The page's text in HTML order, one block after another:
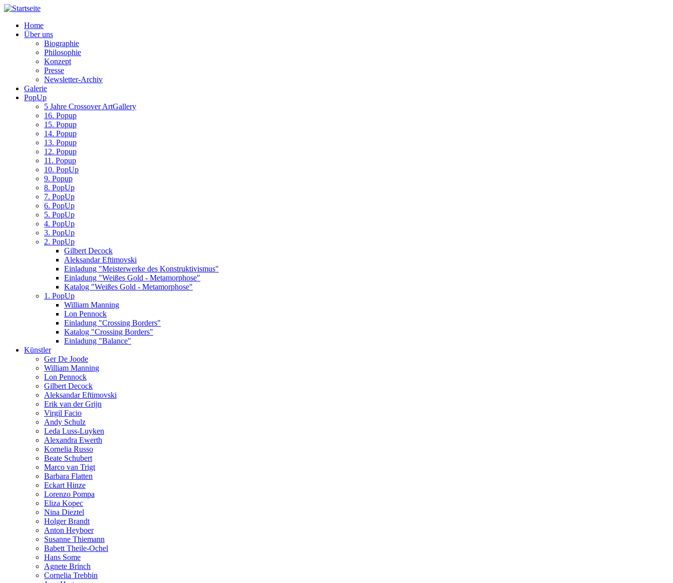
Home
Über uns
Biographie
Philosophie
Konzept
Presse
Newsletter-Archiv
Galerie
PopUp
5 Jahre Crossover ArtGallery
16. Popup
15. Popup
14. Popup
13. Popup
12. Popup
11. Popup
10. PopUp
9. Popup
8. PopUp
7. PopUp
6. PopUp
5. PopUp
4. PopUp
3. PopUp
2. PopUp
Gilbert Decock
Aleksandar Eftimovski
Einladung "Meisterwerke des Konstruktivismus"
Einladung "Weißes Gold - Metamorphose"
Katalog "Weißes Gold - Metamorphose"
1. PopUp
William Manning
Lon Pennock
Einladung "Crossing Borders"
Katalog "Crossing Borders"
Einladung "Balance"
Künstler
Ger De Joode
William Manning
Lon Pennock
Gilbert Decock
Aleksandar Eftimovski
Erik van der Grijn
Virgil Facio
Andy Schulz
Leda Luss-Luyken
Alexandra Ewerth
Kornelia Russo
Beate Schubert
Marco van Trigt
Barbara Flatten
Eckart Hinze
Lorenzo Pompa
Eliza Kopec
Nina Dieztel
Holger Brandt
Anton Heyboer
Susanne Thiemann
Babett Theile-Ochel
Hans Some
Agnete Brinch
Cornelia Trebbin